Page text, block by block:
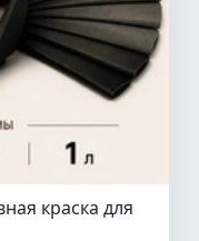
краска для